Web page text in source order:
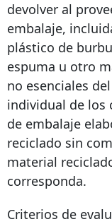
devolver al
embalaje,
plástico de
espuma u otro
no esenciales
individual de los
de embalaje
reciclado sin
material
corresponda.
Criterios de